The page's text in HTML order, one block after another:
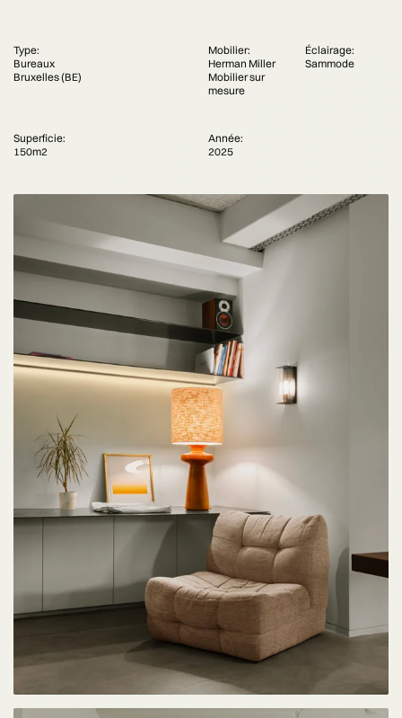
Type:
Bureaux
Bruxelles (BE)
Mobilier:
Herman Miller
Mobilier sur
mesure
Éclairage:
Sammode
Superficie:
150m2
Année:
2025